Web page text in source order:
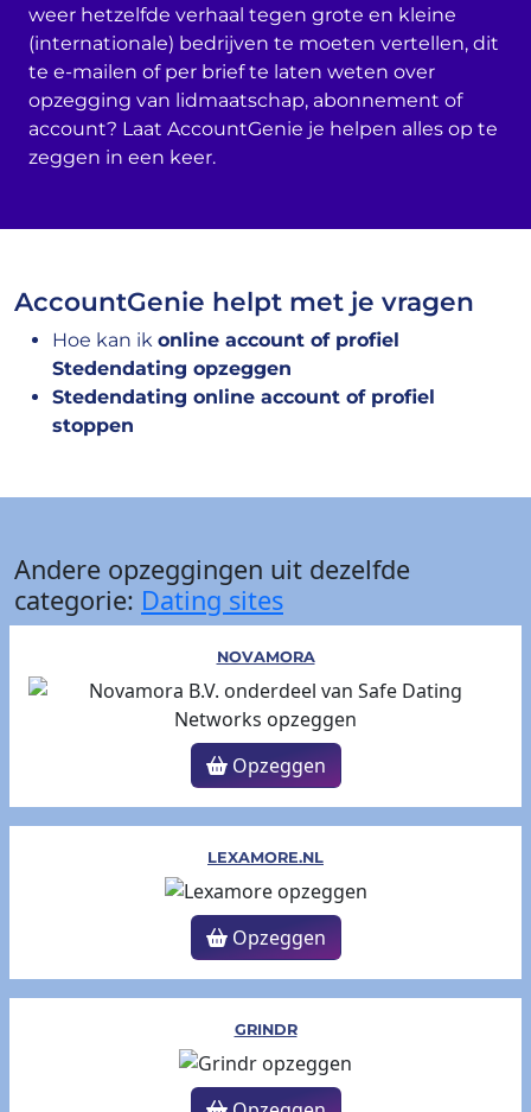
weer hetzelfde verhaal tegen grote en kleine
(internationale) bedrijven te moeten vertellen, dit
te e-mailen of per brief te laten weten over
opzegging van lidmaatschap, abonnement of
account? Laat AccountGenie je helpen alles op te
zeggen in een keer.
AccountGenie helpt met je vragen
Hoe kan ik online account of profiel
Stedendating opzeggen
Stedendating online account of profiel
stoppen
Andere opzeggingen uit dezelfde
categorie: Dating sites
NOVAMORA
Opzeggen
LEXAMORE.NL
Opzeggen
GRINDR